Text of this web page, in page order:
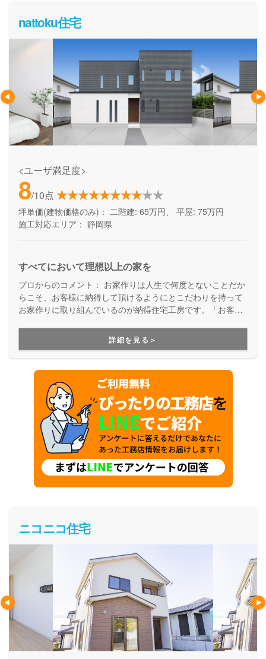
nattoku住宅
<ユーザ満足度>
8/10点
坪単価(建物価格のみ)： 二階建: 65万円、 平屋: 75万円
施工対応エリア： 静岡県
すべてにおいて理想以上の家を
プロからのコメント：
らこそ、お客様に納得して頂けるようにとこだわりを持って
お家作りに取り組んでいるのが納得住宅工房です。「お客様
３営業日以内に提示する」といったスピーディーな対応に加
え、「納得住宅工房からのご提案、解決案を１つ以上書面に
てご提示する」といった丁寧な対応も徹底しており、お客様
一人一人と真剣に向き合ってくれます。
詳細を見る＞
ニコニコ住宅